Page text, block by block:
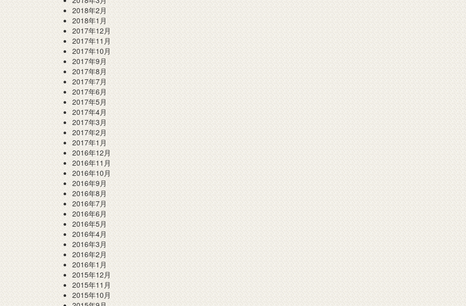
2018年2月
2018年1月
2017年12月
2017年11月
2017年10月
2017年9月
2017年8月
2017年7月
2017年6月
2017年5月
2017年4月
2017年3月
2017年2月
2017年1月
2016年12月
2016年11月
2016年10月
2016年9月
2016年8月
2016年7月
2016年6月
2016年5月
2016年4月
2016年3月
2016年2月
2016年1月
2015年12月
2015年11月
2015年10月